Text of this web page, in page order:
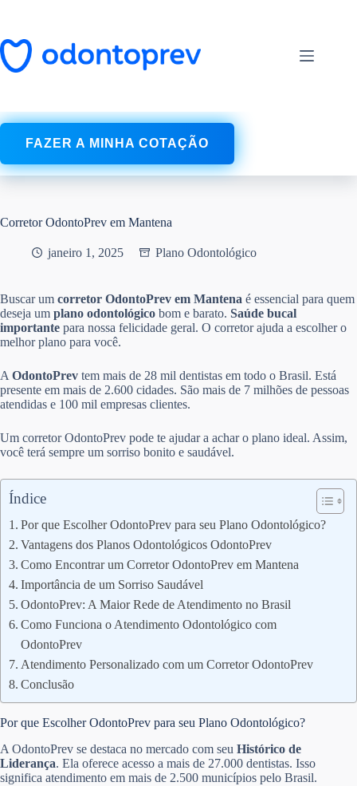
conteúdo
FAZER A MINHA COTAÇÃO
Corretor OdontoPrev em Mantena
janeiro 1, 2025 Plano Odontológico
Buscar um corretor OdontoPrev em Mantena é essencial para quem
deseja um plano odontológico bom e barato. Saúde bucal
importante para nossa felicidade geral. O corretor ajuda a escolher o
melhor plano para você.
A OdontoPrev tem mais de 28 mil dentistas em todo o Brasil. Está
presente em mais de 2.600 cidades. São mais de 7 milhões de pessoas
atendidas e 100 mil empresas clientes.
Um corretor OdontoPrev pode te ajudar a achar o plano ideal. Assim,
você terá sempre um sorriso bonito e saudável.
Índice
Por que Escolher OdontoPrev para seu Plano Odontológico?
Vantagens dos Planos Odontológicos OdontoPrev
Como Encontrar um Corretor OdontoPrev em Mantena
Importância de um Sorriso Saudável
OdontoPrev: A Maior Rede de Atendimento no Brasil
Como Funciona o Atendimento Odontológico com
OdontoPrev
Atendimento Personalizado com um Corretor OdontoPrev
Conclusão
Por que Escolher OdontoPrev para seu Plano Odontológico?
A OdontoPrev se destaca no mercado com seu Histórico de
Liderança. Ela oferece acesso a mais de 27.000 dentistas. Isso
significa atendimento em mais de 2.500 municípios pelo Brasil.